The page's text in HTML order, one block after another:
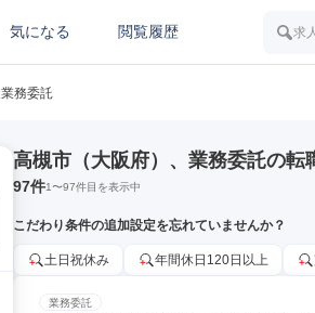
気になる 閲覧履歴 求
業務委託
高槻市（大阪府）、業務委託の転
97件1〜97件目を表示中
こだわり条件の追加設定を忘れていませんか？
土日祝休み 年間休日120日以上
業務委託